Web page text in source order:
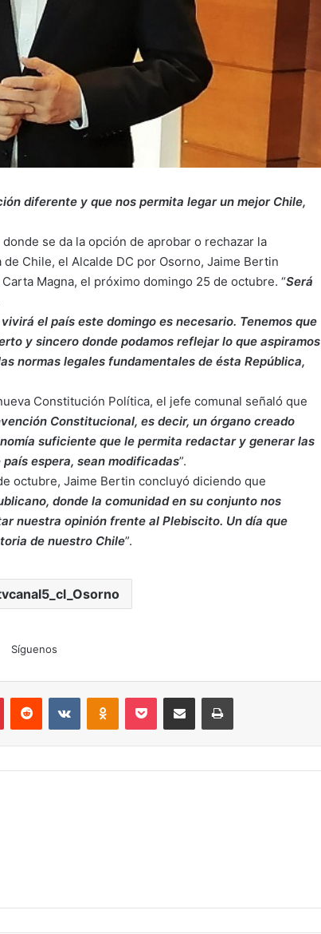
diferente y que nos permita legar un mejor Chile,
se da la opción de aprobar o rechazar la
Chile, el Alcalde DC por Osorno, Jaime Bertin
Magna, el próximo domingo 25 de octubre. “Será
el país este domingo es necesario. Tenemos que
y sincero donde podamos reflejar lo que aspiramos
normas legales fundamentales de ésta República,
Constitución Política, el jefe comunal señaló que
Constitucional, es decir, un órgano creado
suficiente que le permita redactar y generar las
espera, sean modificadas”.
octubre, Jaime Bertin concluyó diciendo que
donde la comunidad en su conjunto nos
nuestra opinión frente al Plebiscito. Un día que
de nuestro Chile”.
Síguenos
PinterestReddit VKontakteOdnoklassniki
Pocket Compartir por correo electrónicoImprimir